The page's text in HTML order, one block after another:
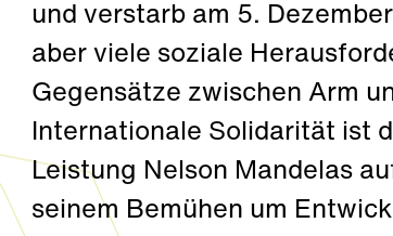
und verstarb am 5.
aber viele soziale
Gegensätze zwischen Arm
Internationale Solidarität ist
Leistung Nelson Mandelas
seinem Bemühen um